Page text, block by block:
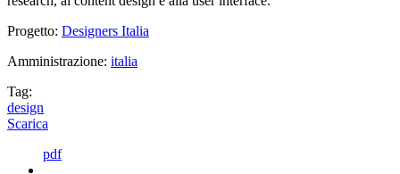
Progetto: Designers Italia
Amministrazione: italia
Tag:
design
Scarica
pdf